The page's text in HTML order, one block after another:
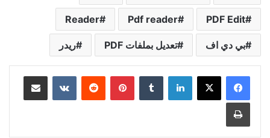
PDF Edit
Pdf reader
Reader
بي دي اف تعديل بملفات PDF ريدر
لينكدإن بينتيريست مشاركة عبر البريد
طباعة